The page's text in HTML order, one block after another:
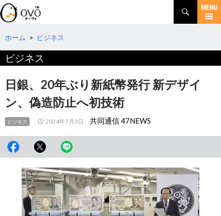
検
索
コ
テ
へ
ホーム > ビジネス
ビジネス
日銀、20年ぶり新紙幣発行 新デザイ
ン、偽造防止へ初技術
ビジネス 2024年7月3日 共同通信 47NEWS